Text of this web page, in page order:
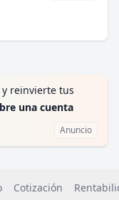
reinvierte tus
una cuenta
Anuncio
Cotización